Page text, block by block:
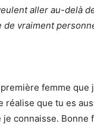
aller au-delà
de vraiment
femme que
réalise que tu es
connaisse. Bonne